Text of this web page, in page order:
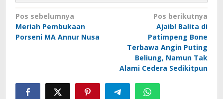
Navigasi
pos
Pos sebelumnya
Meriah Pembukaan
Porseni MA Annur Nusa
Pos berikutnya
Ajaib! Balita di
Patimpeng Bone
Terbawa Angin Puting
Beliung, Namun Tak
Alami Cedera Sedikitpun